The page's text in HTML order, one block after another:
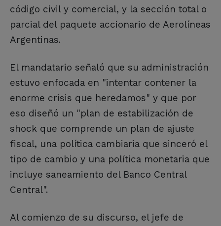
código civil y comercial, y la sección total o
parcial del paquete accionario de Aerolíneas
Argentinas.
El mandatario señaló que su administración
estuvo enfocada en "intentar contener la
enorme crisis que heredamos" y que por
eso diseñó un "plan de estabilización de
shock que comprende un plan de ajuste
fiscal, una política cambiaria que sinceró el
tipo de cambio y una política monetaria que
incluye saneamiento del Banco Central
Central".
Al comienzo de su discurso, el jefe de